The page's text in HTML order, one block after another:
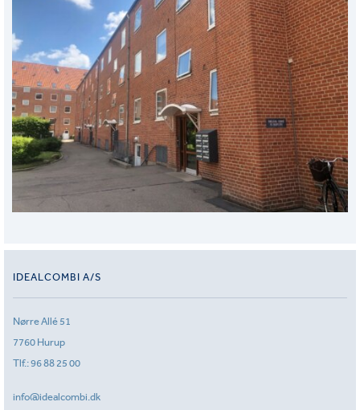
IDEALCOMBI A/S
Nørre Allé 51
7760 Hurup
Tlf.:96 88 25 00
info@idealcombi.dk